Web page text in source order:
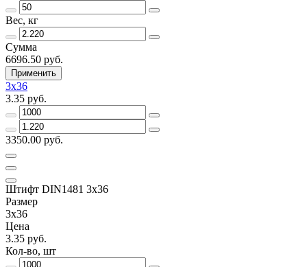
Вес, кг
Сумма
6696.50 руб.
Применить
3х36
3.35 руб.
3350.00 руб.
Штифт DIN1481 3х36
Размер
3х36
Цена
3.35 руб.
Кол-во, шт